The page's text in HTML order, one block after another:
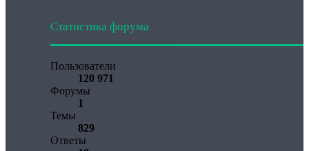
Статистика форума
Пользователи
120 971
Форумы
1
Темы
829
Ответы